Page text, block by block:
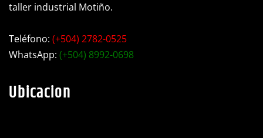
Choluteca, barrio Libertad, Ave. Bojorque contiguo a
taller industrial Motiño.
WhatsApp:(+504) 8992-0698